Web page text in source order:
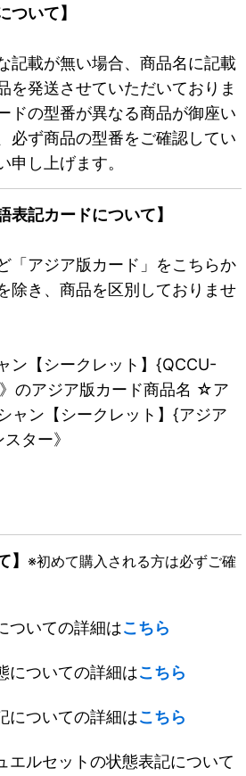
ついて】
記載が無い場合、商品名に記載
を発送させていただいておりま
ドの型番が異なる商品が御座い
必ず商品の型番をご確認してい
申し上げます。
表記カードについて】
「アジア版カード」をこちらか
除き、商品を区別しておりませ
ン【シークレット】{QCCU-
のアジア版カード商品名 ☆ア
ャン【シークレット】{アジア
ター》
】 ※初めて購入される方は必ずご確
ついての詳細はこちら
についての詳細はこちら
についての詳細はこちら
ルセットの状態表記について